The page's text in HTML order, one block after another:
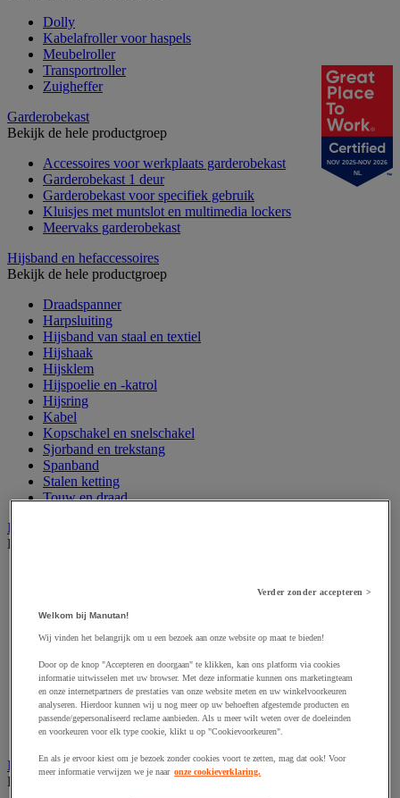
Dolly
Kabelafroller voor haspels
Meubelroller
Transportroller
Zuigheffer
Garderobekast
Bekijk de hele productgroep
Accessoires voor werkplaats garderobekast
Garderobekast 1 deur
Garderobekast voor specifiek gebruik
Kluisjes met muntslot en multimedia lockers
Meervaks garderobekast
Hijsband en hefaccessoires
Bekijk de hele productgroep
Draadspanner
Harpsluiting
Hijsband van staal en textiel
Hijshaak
Hijsklem
Hijspoelie en -katrol
Hijsring
Kabel
Kopschakel en snelschakel
Sjorband en trekstang
Spanband
Stalen ketting
Touw en draad
Industriële en magazijnstellingen
Bekijk de hele productgroep
Lichte stelling
Middelzware stelling
Rek voor haspels en spoelen
Stelling voor detail- en groothandel
Stellingen voor de automobielindustrie
Voedingstelling
Zware stelling
Industriële mat, tegel en rooster
Bekijk de hele productgroep
NOV 2025-NOV 2026
NL
Verder zonder accepteren >
Welkom bij Manutan!
Wij vinden het belangrijk om u een bezoek aan onze website op maat te bieden!
Door op de knop "Accepteren en doorgaan" te klikken, kan ons platform via cookies
informatie uitwisselen met uw browser. Met deze informatie kunnen ons marketingteam
en onze internetpartners de prestaties van onze website meten en uw winkelvoorkeuren
analyseren. Hierdoor kunnen wij u nog meer op uw behoeften afgestemde producten en
passende/gepersonaliseerd reclame aanbieden. Als u meer wilt weten over de doeleinden
en voorkeuren voor elk type cookie, klikt u op "Cookievoorkeuren".
En als je ervoor kiest om je bezoek zonder cookies voort te zetten, mag dat ook! Voor
meer informatie verwijzen we je naar onze cookieverklaring.